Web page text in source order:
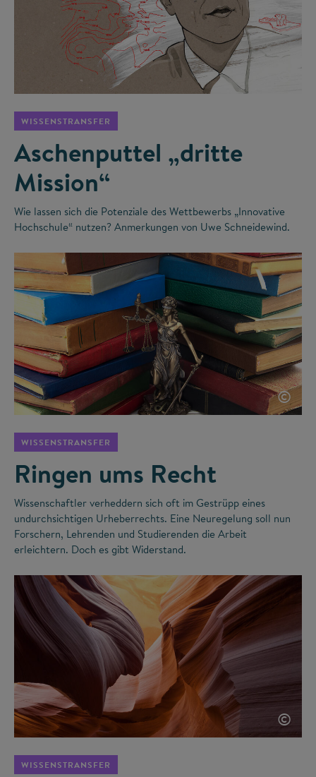
WISSENSTRANSFER
Aschenputtel „dritte
Mission“
Wie lassen sich die Potenziale des Wettbewerbs „Innovative
Hochschule“ nutzen? Anmerkungen von Uwe Schneidewind.
©
WISSENSTRANSFER
Ringen ums Recht
Wissenschaftler verheddern sich oft im Gestrüpp eines
undurchsichtigen Urheberrechts. Eine Neuregelung soll nun
Forschern, Lehrenden und Studierenden die Arbeit
erleichtern. Doch es gibt Widerstand.
©
WISSENSTRANSFER